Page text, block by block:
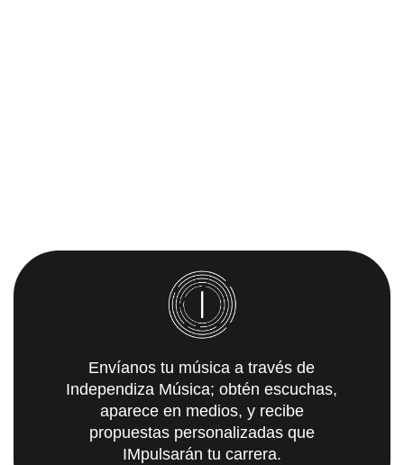
Envíanos tu música a través de
Independiza Música; obtén escuchas,
aparece en medios, y recibe
propuestas personalizadas que
IMpulsarán tu carrera.